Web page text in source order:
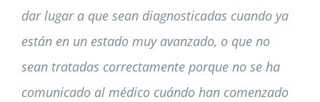
dar lugar a que sean diagnosticadas cuando ya
están en un estado muy avanzado, o que no
sean tratadas correctamente porque no se ha
comunicado al médico cuándo han comenzado